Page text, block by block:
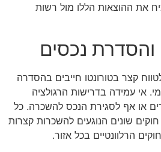
את ההוצאות הללו מול רשות
והסדרת נכסים
קצר בטורונטו חייבים בהסדרה
אי עמידה בדרישות הרגולציה
או אף לסגירת הנכס להשכרה. כל
חוקים שונים הנוגעים להשכרות קצרות
הרלוונטיים בכל אזור.